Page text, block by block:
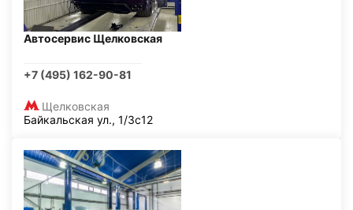
Автосервис Щелковская
+7 (495) 162-90-81
Щелковская
Байкальская ул., 1/3с12